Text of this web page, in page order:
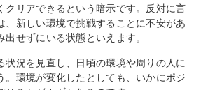
クリアできるという暗示です。反対に言
、新しい環境で挑戦することに不安があ
出せずにいる状態といえます。
状況を見直し、日頃の環境や周りの人に
。環境が変化したとしても、いかにポジ